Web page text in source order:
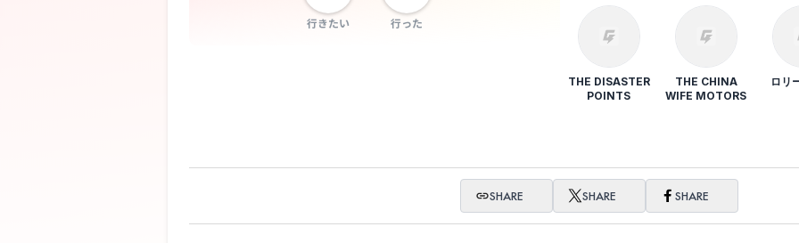
行きたい 行った
THE DISASTER
POINTS
THE CHINA
WIFE MOTORS
ロリ
SHARE SHARE SHARE